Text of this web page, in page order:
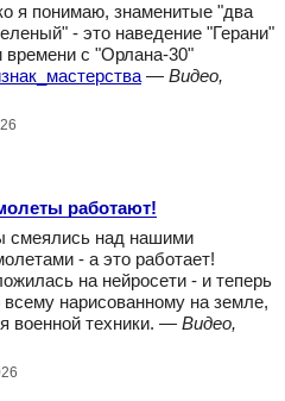
я понимаю, знаменитые "два
- это наведение "Герани"
времени с "Орлана-30"
— Видео,
работают!
смеялись над нашими
- а это работает!
на нейросети - и теперь
всему нарисованному на земле,
военной техники. — Видео,